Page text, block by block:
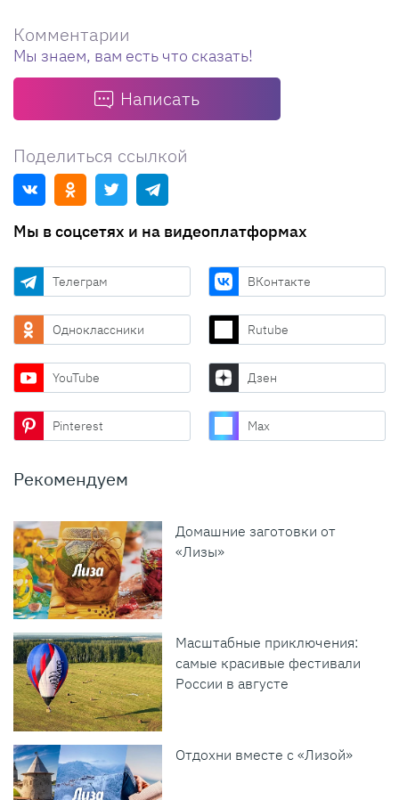
Комментарии
Мы знаем, вам есть что сказать!
Написать
Поделиться ссылкой
Мы в соцсетях и на видеоплатформах
Телеграм ВКонтакте
Одноклассники Rutube
YouTube Дзен
Pinterest Max
Рекомендуем
Домашние заготовки от
«Лизы»
Масштабные приключения:
самые красивые фестивали
России в августе
Отдохни вместе с «Лизой»